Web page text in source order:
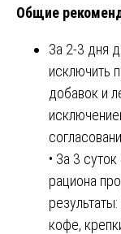
Общие
За 2-3 дня
исключить
добавок и
• За 3
рациона
кофе,